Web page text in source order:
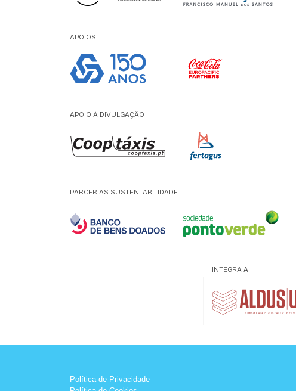
APOIOS
APOIO À DIVULGAÇÃO
PARCERIAS SUSTENTABILIDADE
INTEGRA A
Política de Privacidade